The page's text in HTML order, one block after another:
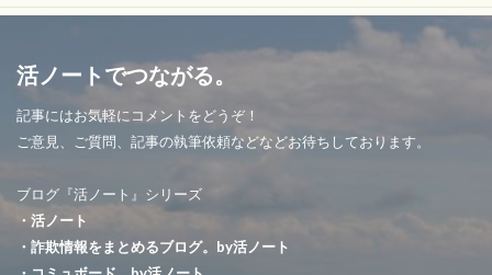
活ノートでつながる。
記事にはお気軽にコメントをどうぞ！
ご意見、ご質問、記事の執筆依頼などなどお待ちしております。
ブログ『活ノート』シリーズ
・活ノート
・詐欺情報をまとめるブログ。by活ノート